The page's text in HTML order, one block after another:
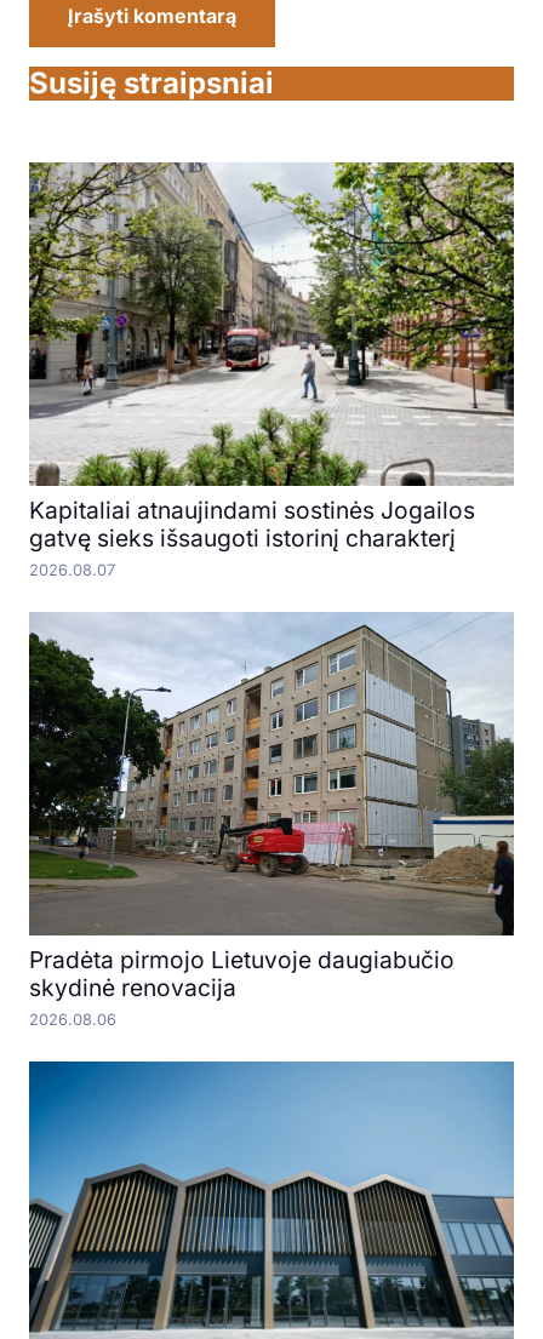
Įrašyti komentarą
Susiję straipsniai
Kapitaliai atnaujindami sostinės Jogailos
gatvę sieks išsaugoti istorinį charakterį
2026.08.07
Pradėta pirmojo Lietuvoje daugiabučio
skydinė renovacija
2026.08.06